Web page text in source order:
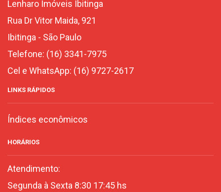
Lenharo Imóveis Ibitinga
Rua Dr Vitor Maida, 921
Ibitinga - São Paulo
Telefone: (16) 3341-7975
Cel e WhatsApp: (16) 9727-2617
LINKS RÁPIDOS
Índices econômicos
HORÁRIOS
Atendimento:
Segunda à Sexta 8:30 17:45 hs